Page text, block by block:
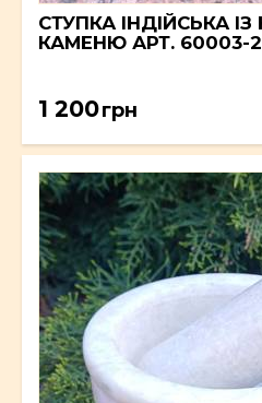
СТУПКА ІНДІЙСЬКА
КАМЕНЮ АРТ. 60003-2
1 200грн